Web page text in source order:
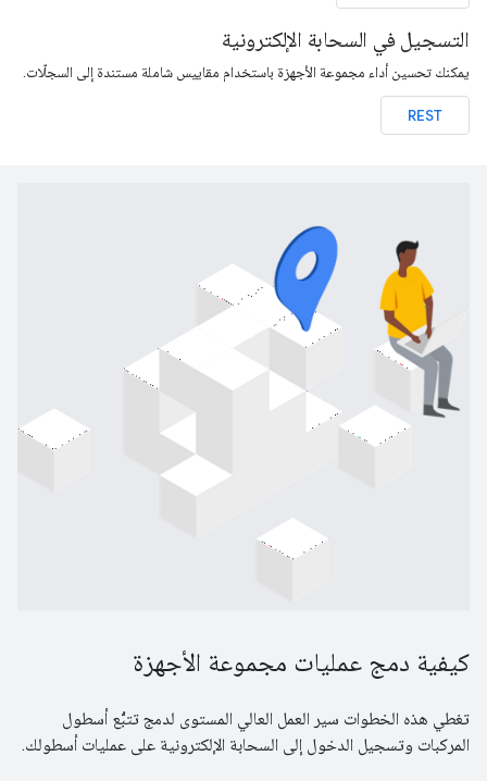
التسجيل في السحابة الإلكترونية
يمكنك تحسين أداء مجموعة الأجهزة باستخدام مقاييس شاملة مستندة إلى السجلّات.
REST
كيفية دمج عمليات مجموعة الأجهزة
تغطي هذه الخطوات سير العمل العالي المستوى لدمج تتبُّع أسطول
المركبات وتسجيل الدخول إلى السحابة الإلكترونية على عمليات أسطولك.